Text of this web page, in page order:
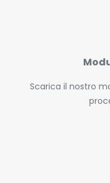
Scarica il nostro